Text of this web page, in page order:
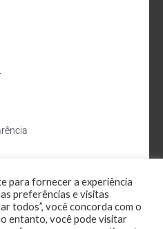
para fornecer a experiência
preferências e visitas
todos”, você concorda com o
entanto, você pode visitar